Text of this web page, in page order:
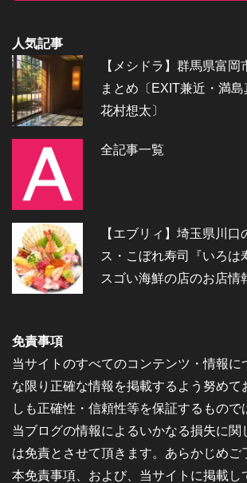
人気記事
【メシドラ】群馬県富
まとめ〔EXIT兼近・満
花村想太〕
全記事一覧
【エブリィ】埼玉県川口
ス・こぼれ寿司『いろは
スゴい海鮮の店のお店情
免責事項
当サイトのすべてのコンテンツ・情報に
な限り正確な情報を掲載するよう努めて
しも正確性・信頼性等を保証するもので
当ブログの情報によるいかなる損失に関
は免責とさせて頂きます。あらかじめご
本免責事項、および、当サイトに掲載し